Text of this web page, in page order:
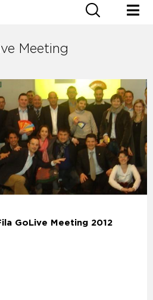
Meeting
GoLive Meeting 2012